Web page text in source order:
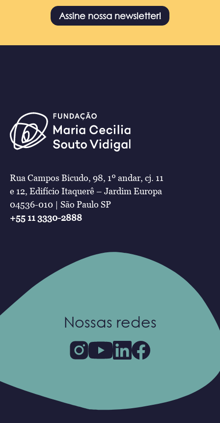
Assine nossa newsletter!
Rua Campos Bicudo, 98, 1º andar, cj. 11
e 12, Edifício Itaquerê – Jardim Europa
04536-010 | São Paulo SP
+55 11 3330-2888
Nossas redes